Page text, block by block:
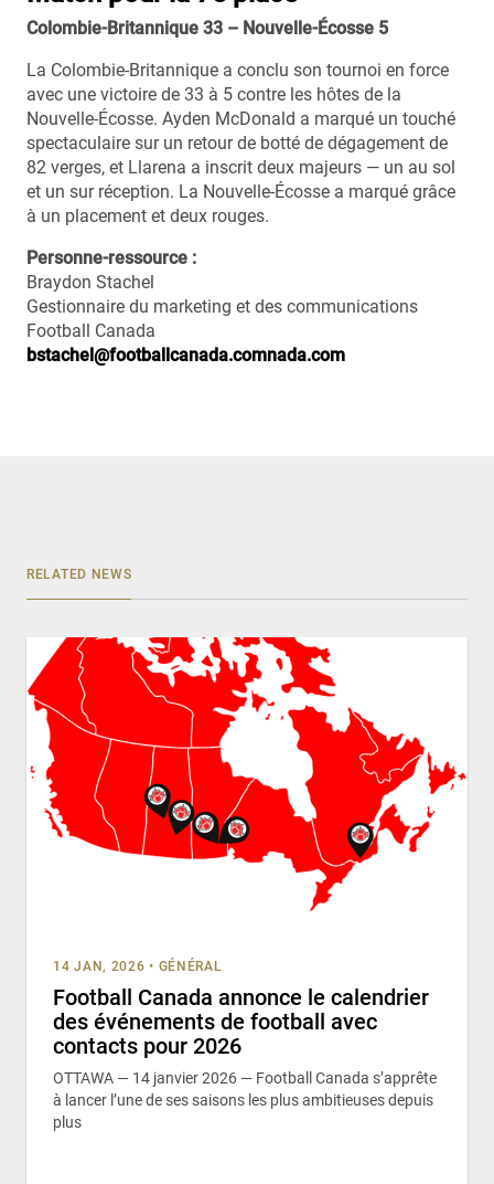
Colombie-Britannique 33 – Nouvelle-Écosse 5
La Colombie-Britannique a conclu son tournoi en force
avec une victoire de 33 à 5 contre les hôtes de la
Nouvelle-Écosse. Ayden McDonald a marqué un touché
spectaculaire sur un retour de botté de dégagement de
82 verges, et Llarena a inscrit deux majeurs — un au sol
et un sur réception. La Nouvelle-Écosse a marqué grâce
à un placement et deux rouges.
Personne-ressource :
Braydon Stachel
Gestionnaire du marketing et des communications
Football Canada
bstachel@footballcanada.comnada.com
RELATED NEWS
14 JAN, 2026 • GÉNÉRAL
Football Canada annonce le calendrier
des événements de football avec
contacts pour 2026
OTTAWA — 14 janvier 2026 — Football Canada s’apprête
à lancer l’une de ses saisons les plus ambitieuses depuis
plus